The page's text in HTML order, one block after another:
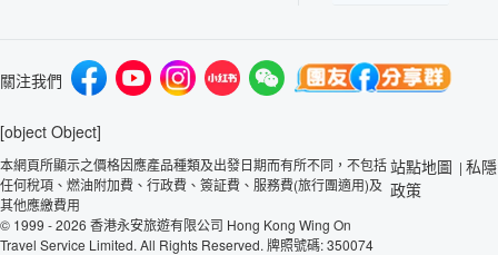
關注我們
[object Object]
本網頁所顯示之價格因應產品種類及出發日期而有所不同，不包括
任何稅項、燃油附加費、行政費、簽証費、服務費(旅行團適用)及
其他應繳費用
© 1999 - 2026 香港永安旅遊有限公司 Hong Kong Wing On
Travel Service Limited. All Rights Reserved. 牌照號碼: 350074
站點地圖 | 私隱
政策